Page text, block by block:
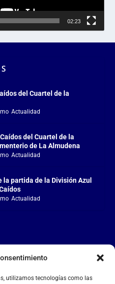
utilizamos tecnologías como las
02:23
del Cuartel de la
,Actualidad
del Cuartel de la
de La Almudena
,Actualidad
la partida de la División Azul
,Actualidad